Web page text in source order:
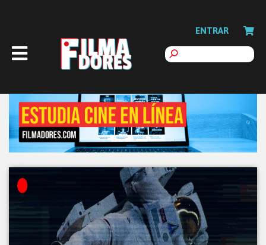
ENTRAR